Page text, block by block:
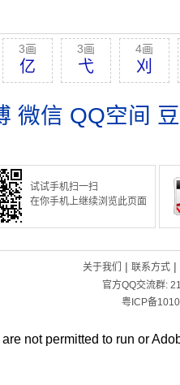
3画
亿
3画
弋
4画
刈
微信 QQ空间
试试手机扫一扫
在你手机上继续浏览此页面
关于我们 | 联系方式|
官方QQ交流群:
粤ICP备
not permitted to run or